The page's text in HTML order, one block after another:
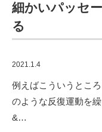
細かいパッセ
る
2021.1.4
例えばこういうとこ
のような反復運動を
&…